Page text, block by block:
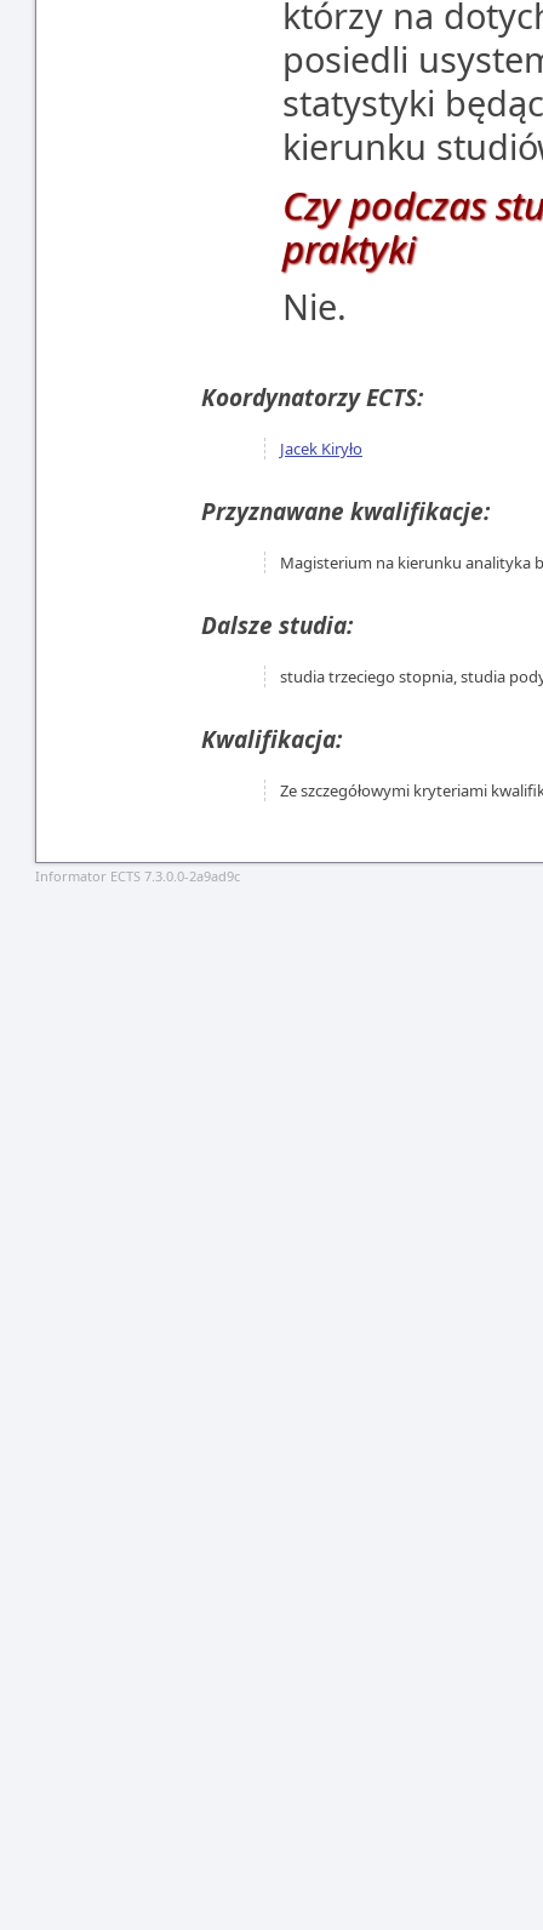
którzy na
posiedli
statystyki
kierunku
Czy podczas
praktyki
Nie.
Koordynatorzy ECTS:
Jacek Kiryło
Przyznawane kwalifikacje:
Magisterium na kierunku analityka
Dalsze studia:
studia trzeciego stopnia, studia
Kwalifikacja:
Ze szczegółowymi kryteriami
Informator ECTS 7.3.0.0-2a9ad9c